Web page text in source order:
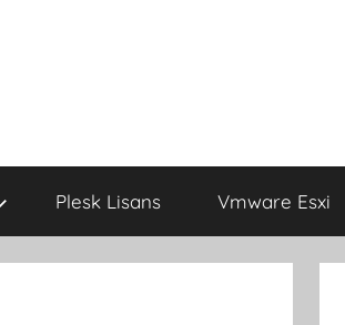
Plesk Lisans Vmware Esxi